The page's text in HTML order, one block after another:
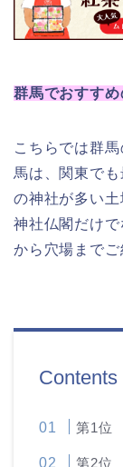
群馬でおすす
こちらでは群
馬は、関東で
の神社が多い土
神社仏閣だけ
から穴場までご
Contents
第1位
第2位